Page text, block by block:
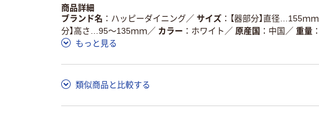
商品詳細
ブランド名
ハッピーダイニング ／ サイズ
【器部分】直径…155ｍ
分】高さ…95～135ｍｍ ／ カラー ホワイト ／ 原産国 中国 ／ 重量
もっと見る
類似商品と比較する